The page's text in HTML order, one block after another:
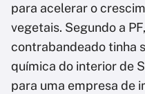
para acelerar o
vegetais. Segundo a
contrabandeado tinha
química do interior de
para uma empresa de